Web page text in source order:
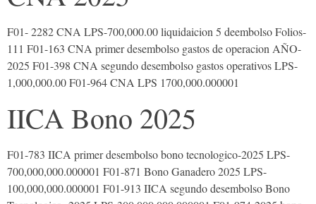
F01- 2282 CNA LPS-700,000.00 liquidaicion 5 deembolso Folios-
111 F01-163 CNA primer desembolso gastos de operacion AÑO-
2025 F01-398 CNA segundo desembolso gastos operativos LPS-
1,000,000.00 F01-964 CNA LPS 1700,000.000001
IICA Bono 2025
F01-783 IICA primer desembolso bono tecnologico-2025 LPS-
700,000,000.000001 F01-871 Bono Ganadero 2025 LPS-
100,000,000.000001 F01-913 IICA segundo desembolso Bono